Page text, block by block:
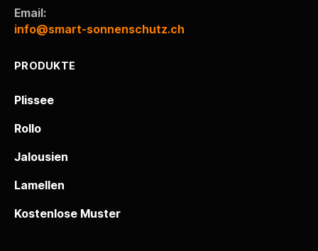
Email:
info@smart-sonnenschutz.ch
PRODUKTE
Plissee
Rollo
Jalousien
Lamellen
Kostenlose Muster